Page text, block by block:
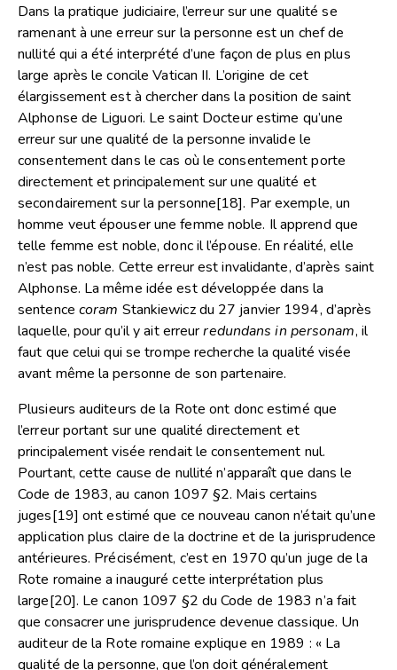
Dans la pratique judiciaire, l’erreur sur une qualité se
ramenant à une erreur sur la personne est un chef de
nullité qui a été interprété d’une façon de plus en plus
large après le concile Vatican II. L’origine de cet
élargissement est à chercher dans la position de saint
Alphonse de Liguori. Le saint Docteur estime qu’une
erreur sur une qualité de la personne invalide le
consentement dans le cas où le consentement porte
directement et principalement sur une qualité et
secondairement sur la personne[18]. Par exemple, un
homme veut épouser une femme noble. Il apprend que
telle femme est noble, donc il l’épouse. En réalité, elle
n’est pas noble. Cette erreur est invalidante, d’après saint
Alphonse. La même idée est développée dans la
sentence coram Stankiewicz du 27 janvier 1994, d’après
laquelle, pour qu’il y ait erreurredundans in personam, il
faut que celui qui se trompe recherche la qualité visée
avant même la personne de son partenaire.
Plusieurs auditeurs de la Rote ont donc estimé que
l’erreur portant sur une qualité directement et
principalement visée rendait le consentement nul.
Pourtant, cette cause de nullité n’apparaît que dans le
Code de 1983, au canon 1097 §2. Mais certains
juges[19] ont estimé que ce nouveau canon n’était qu’une
application plus claire de la doctrine et de la jurisprudence
antérieures. Précisément, c’est en 1970 qu’un juge de la
Rote romaine a inauguré cette interprétation plus
large[20]. Le canon 1097 §2 du Code de 1983 n’a fait
que consacrer une jurisprudence devenue classique. Un
auditeur de la Rote romaine explique en 1989 : « La
qualité de la personne, que l’on doit généralement